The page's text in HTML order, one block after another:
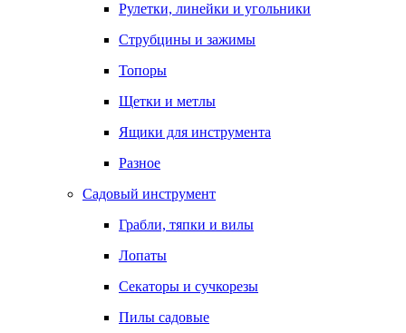
Рулетки, линейки и угольники
Струбцины и зажимы
Топоры
Щетки и метлы
Ящики для инструмента
Разное
Садовый инструмент
Грабли, тяпки и вилы
Лопаты
Секаторы и сучкорезы
Пилы садовые